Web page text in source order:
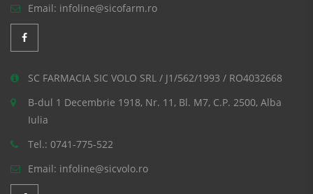
Email: infoline@sicofarm.ro
SC FARMACIA SIC VOLO SRL / J1/562/1993 / RO4032668
B-dul 1 Decembrie 1918, Nr. 11, Bl. M7, C.P. 2500, Alba
Iulia
Tel.: 0741-775-522
Email: infoline@sicvolo.ro